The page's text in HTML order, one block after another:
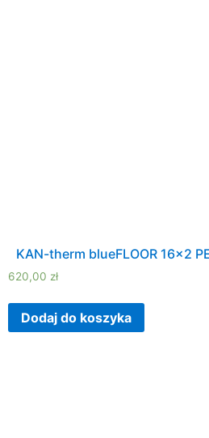
KAN-therm blueFLOOR 16×2
620,00 zł
Dodaj do koszyka